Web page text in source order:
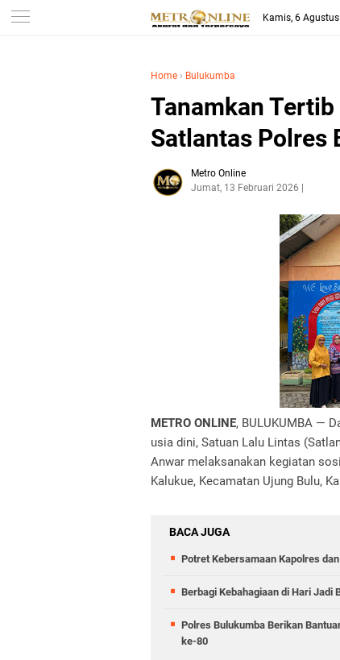
Kamis, 6
Home › Bulukumba
Tanamkan
Satlantas Polres
Metro Online
Jumat, 13 Februari 2026
METRO ONLINE, BULUKUMBA —
usia dini, Satuan Lalu Lintas
Anwar melaksanakan kegiatan
Kalukue, Kecamatan Ujung Bulu,
BACA JUGA
Potret Kebersamaan Kapolres
Berbagi Kebahagiaan di Hari Jadi
Polres Bulukumba Berikan
ke-80